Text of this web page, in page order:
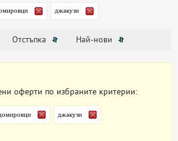
джакузи
Отстъпка Най-нови
оферти по избраните критерии:
джакузи